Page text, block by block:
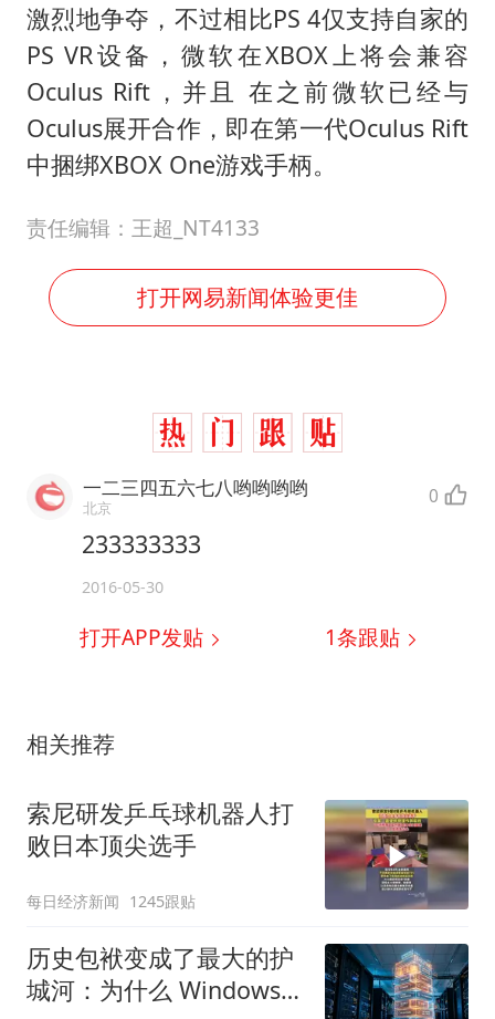
激烈地争夺，不过相比PS 4仅支持自家的
PS VR设备，微软在XBOX上将会兼容
Oculus Rift，并且 在之前微软已经与
Oculus展开合作，即在第一代Oculus Rift
中捆绑XBOX One游戏手柄。
责任编辑：王超_NT4133
打开网易新闻体验更佳
一二三四五六七八哟哟哟哟
北京 0
233333333
2016-05-30
打开APP发贴 1条跟贴
相关推荐
索尼研发乒乓球机器人打
败日本顶尖选手
每日经济新闻 1245跟贴
历史包袱变成了最大的护
城河：为什么 Windows